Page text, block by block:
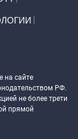
на сайте
РФ.
не более трети
прямой